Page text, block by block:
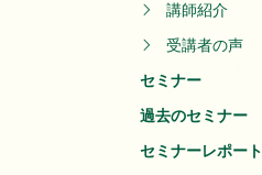
講師紹介
受講者の声
セミナー
過去のセミナー
セミナーレポート